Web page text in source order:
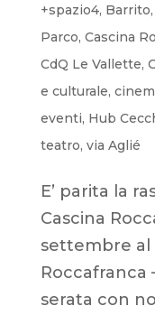
+spazio4, Barrito,
Parco, Cascina
CdQ Le Vallette,
e culturale,
eventi, Hub
teatro, via Aglié
E’ parita la
Cascina
settembre al
Roccafranca
serata con